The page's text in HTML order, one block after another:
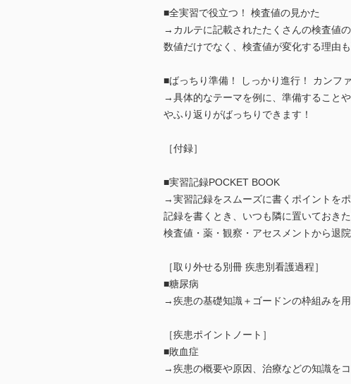
■全実習で役立つ！ 検査値の見かた
→カルテに記載されたたくさんの検査値
数値だけでなく、検査値が変化する理由
■ばっちり準備！ しっかり進行！ カンフ
→具体的なテーマを例に、準備すること
やふり返りがばっちりできます！
［付録］
■実習記録POCKET BOOK
→実習記録をスムーズに書くポイントを
記録を書くとき、いつも隣に置いておきた
検査値・薬・観察・アセスメントから退
［取り外せる別冊 疾患別看護過程］
■糖尿病
→疾患の基礎知識＋ゴードンの枠組みを
［疾患ポイントノート］
■敗血症
→疾患の概要や原因、治療などの知識をコ